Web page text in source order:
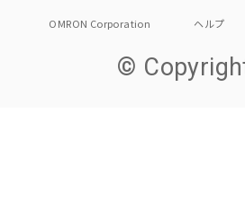
OMRON Corporation ヘルプ
©